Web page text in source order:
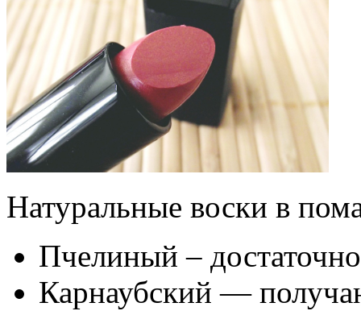
Натуральные воски в
Пчелиный –
Карнаубский —